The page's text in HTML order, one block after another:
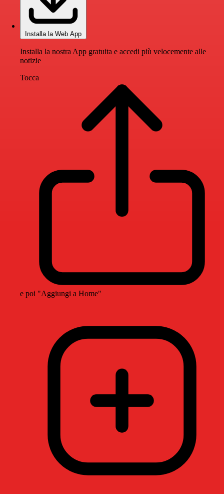
Installa la Web App
Installa la nostra App gratuita e accedi più velocemente alle
notizie
Tocca
e poi "Aggiungi a Home"